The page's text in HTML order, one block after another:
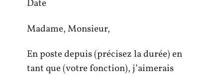
Date
Madame, Monsieur,
En poste depuis (précisez la durée) en
tant que (votre fonction), j’aimerais